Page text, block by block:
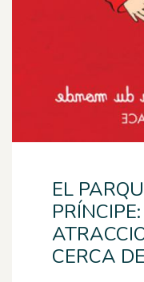
EL
CERCA